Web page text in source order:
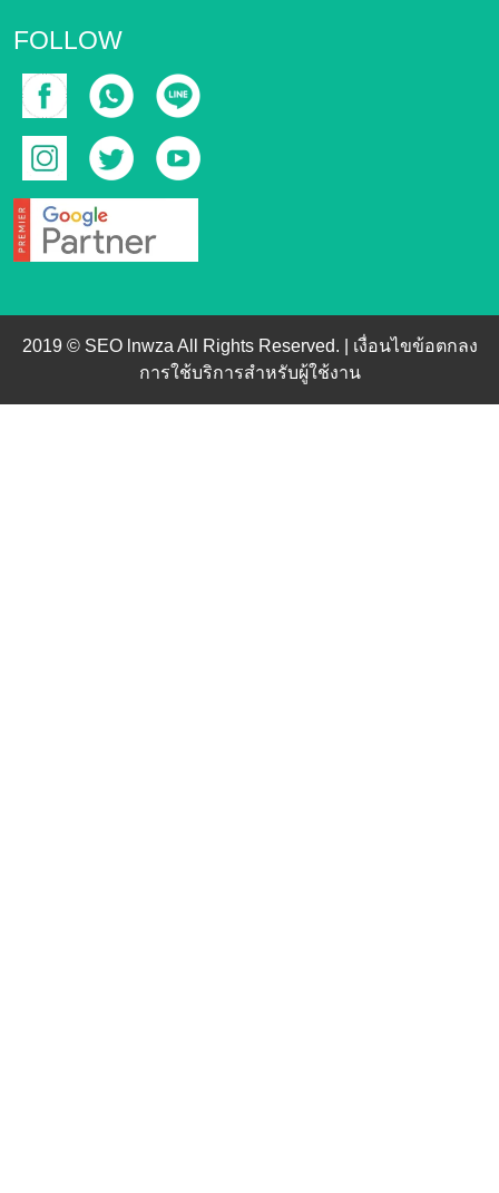
FOLLOW
2019 © SEO lnwza All Rights Reserved. | เงื่อนไขข้อตกลง
การใช้บริการสำหรับผู้ใช้งาน